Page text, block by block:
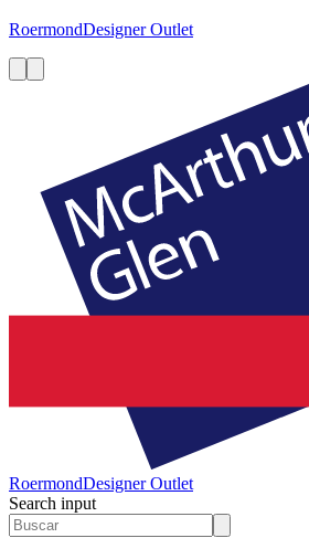
RoermondDesigner Outlet
RoermondDesigner Outlet
Search input